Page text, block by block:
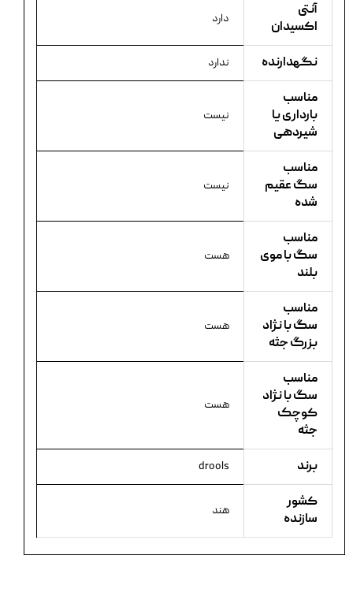
آنتی
اکسیدان
دارد
نگهدارنده ندارد
مناسب
بارداری یا
شیردهی
نیست
مناسب
سگ عقیم
شده
نیست
مناسب
سگ با موی
بلند
هست
مناسب
سگ با نژاد
بزرگ جثه
هست
مناسب
سگ با نژاد
کوچک
جثه
هست
برند drools
کشور
سازنده
هند